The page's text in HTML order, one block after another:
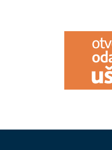
da vam hrana duže traje